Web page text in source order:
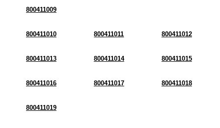
800411009
800411010 800411011 800411012
800411013 800411014 800411015
800411016 800411017 800411018
800411019